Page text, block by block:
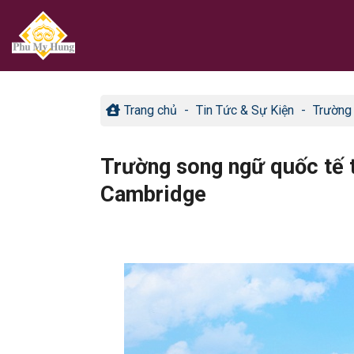
nội
dung
Trang chủ - Tin Tức & Sự Kiện -
Trường song ngữ quốc
Cambridge